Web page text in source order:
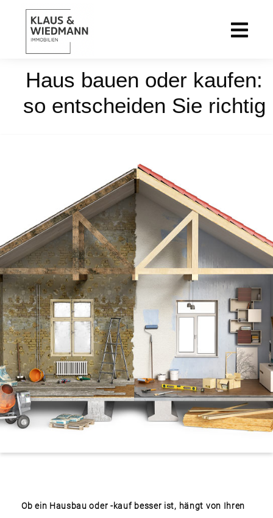
Haus bauen oder kaufen:
so entscheiden Sie richtig
Ob ein Hausbau oder -kauf besser ist, hängt von Ihren